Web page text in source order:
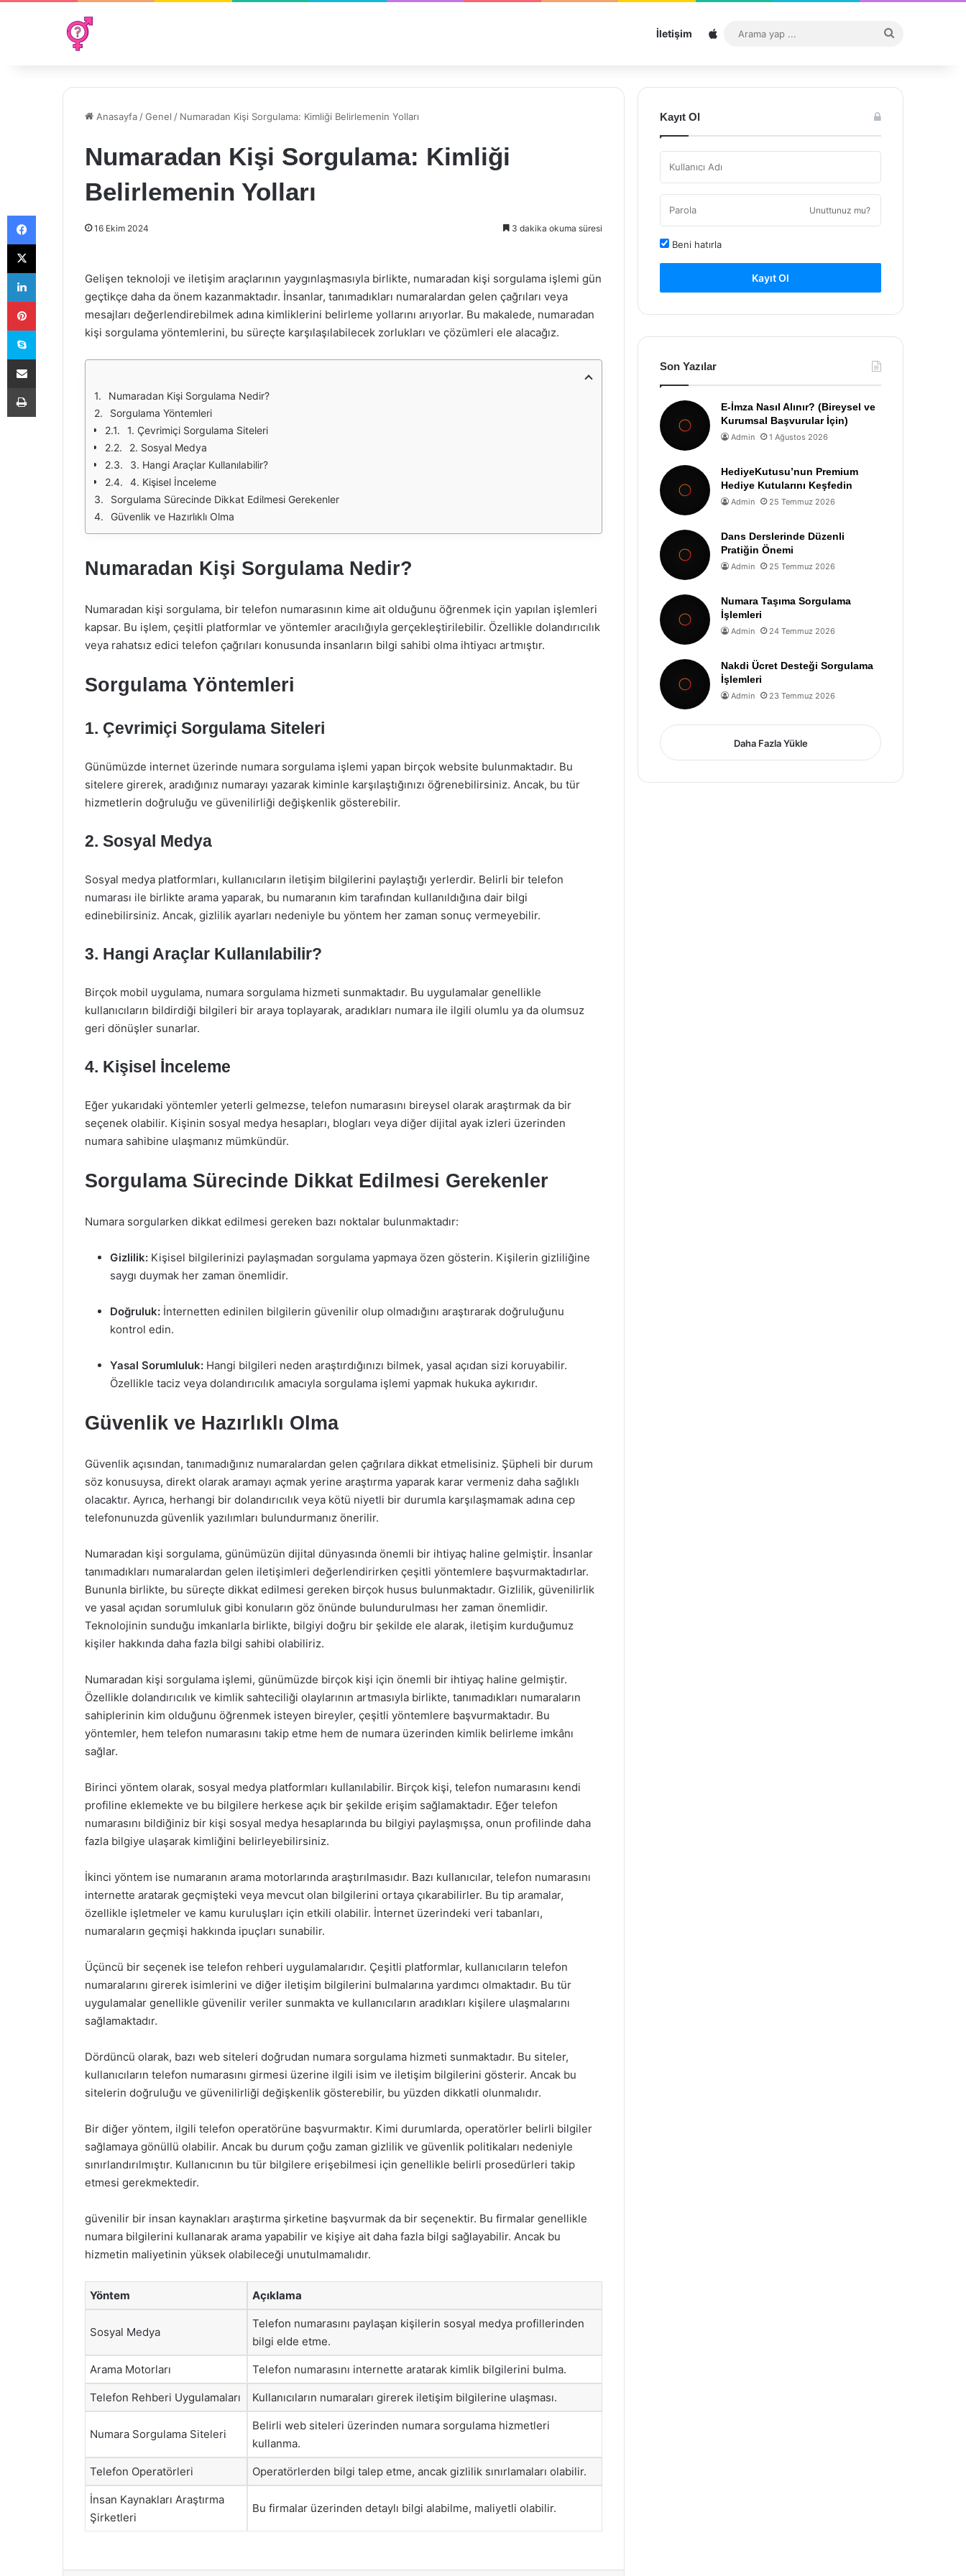
İletişim Sitemap
...
Anasayfa /Genel / Numaradan Kişi Sorgulama: Kimliği Belirlemenin Yolları
Numaradan Kişi Sorgulama: Kimliği
Belirlemenin Yolları
16 Ekim 2024 3 dakika okuma süresi
Gelişen teknoloji ve iletişim araçlarının yaygınlaşmasıyla birlikte, numaradan kişi sorgulama işlemi gün
geçtikçe daha da önem kazanmaktadır. İnsanlar, tanımadıkları numaralardan gelen çağrıları veya
mesajları değerlendirebilmek adına kimliklerini belirleme yollarını arıyorlar. Bu makalede, numaradan
kişi sorgulama yöntemlerini, bu süreçte karşılaşılabilecek zorlukları ve çözümleri ele alacağız.
Numaradan Kişi Sorgulama Nedir?
Sorgulama Yöntemleri
1. Çevrimiçi Sorgulama Siteleri
2. Sosyal Medya
3. Hangi Araçlar Kullanılabilir?
4. Kişisel İnceleme
Sorgulama Sürecinde Dikkat Edilmesi Gerekenler
Güvenlik ve Hazırlıklı Olma
Numaradan Kişi Sorgulama Nedir?
Numaradan kişi sorgulama, bir telefon numarasının kime ait olduğunu öğrenmek için yapılan işlemleri
kapsar. Bu işlem, çeşitli platformlar ve yöntemler aracılığıyla gerçekleştirilebilir. Özellikle dolandırıcılık
veya rahatsız edici telefon çağrıları konusunda insanların bilgi sahibi olma ihtiyacı artmıştır.
Sorgulama Yöntemleri
1. Çevrimiçi Sorgulama Siteleri
Günümüzde internet üzerinde numara sorgulama işlemi yapan birçok website bulunmaktadır. Bu
sitelere girerek, aradığınız numarayı yazarak kiminle karşılaştığınızı öğrenebilirsiniz. Ancak, bu tür
hizmetlerin doğruluğu ve güvenilirliği değişkenlik gösterebilir.
2. Sosyal Medya
Sosyal medya platformları, kullanıcıların iletişim bilgilerini paylaştığı yerlerdir. Belirli bir telefon
numarası ile birlikte arama yaparak, bu numaranın kim tarafından kullanıldığına dair bilgi
edinebilirsiniz. Ancak, gizlilik ayarları nedeniyle bu yöntem her zaman sonuç vermeyebilir.
3. Hangi Araçlar Kullanılabilir?
Birçok mobil uygulama, numara sorgulama hizmeti sunmaktadır. Bu uygulamalar genellikle
kullanıcıların bildirdiği bilgileri bir araya toplayarak, aradıkları numara ile ilgili olumlu ya da olumsuz
geri dönüşler sunarlar.
4. Kişisel İnceleme
Eğer yukarıdaki yöntemler yeterli gelmezse, telefon numarasını bireysel olarak araştırmak da bir
seçenek olabilir. Kişinin sosyal medya hesapları, blogları veya diğer dijital ayak izleri üzerinden
numara sahibine ulaşmanız mümkündür.
Sorgulama Sürecinde Dikkat Edilmesi Gerekenler
Numara sorgularken dikkat edilmesi gereken bazı noktalar bulunmaktadır:
Gizlilik: Kişisel bilgilerinizi paylaşmadan sorgulama yapmaya özen gösterin. Kişilerin gizliliğine
saygı duymak her zaman önemlidir.
Doğruluk: İnternetten edinilen bilgilerin güvenilir olup olmadığını araştırarak doğruluğunu
kontrol edin.
Yasal Sorumluluk: Hangi bilgileri neden araştırdığınızı bilmek, yasal açıdan sizi koruyabilir.
Özellikle taciz veya dolandırıcılık amacıyla sorgulama işlemi yapmak hukuka aykırıdır.
Güvenlik ve Hazırlıklı Olma
Güvenlik açısından, tanımadığınız numaralardan gelen çağrılara dikkat etmelisiniz. Şüpheli bir durum
söz konusuysa, direkt olarak aramayı açmak yerine araştırma yaparak karar vermeniz daha sağlıklı
olacaktır. Ayrıca, herhangi bir dolandırıcılık veya kötü niyetli bir durumla karşılaşmamak adına cep
telefonunuzda güvenlik yazılımları bulundurmanız önerilir.
Numaradan kişi sorgulama, günümüzün dijital dünyasında önemli bir ihtiyaç haline gelmiştir. İnsanlar
tanımadıkları numaralardan gelen iletişimleri değerlendirirken çeşitli yöntemlere başvurmaktadırlar.
Bununla birlikte, bu süreçte dikkat edilmesi gereken birçok husus bulunmaktadır. Gizlilik, güvenilirlik
ve yasal açıdan sorumluluk gibi konuların göz önünde bulundurulması her zaman önemlidir.
Teknolojinin sunduğu imkanlarla birlikte, bilgiyi doğru bir şekilde ele alarak, iletişim kurduğumuz
kişiler hakkında daha fazla bilgi sahibi olabiliriz.
Numaradan kişi sorgulama işlemi, günümüzde birçok kişi için önemli bir ihtiyaç haline gelmiştir.
Özellikle dolandırıcılık ve kimlik sahteciliği olaylarının artmasıyla birlikte, tanımadıkları numaraların
sahiplerinin kim olduğunu öğrenmek isteyen bireyler, çeşitli yöntemlere başvurmaktadır. Bu
yöntemler, hem telefon numarasını takip etme hem de numara üzerinden kimlik belirleme imkânı
sağlar.
Birinci yöntem olarak, sosyal medya platformları kullanılabilir. Birçok kişi, telefon numarasını kendi
profiline eklemekte ve bu bilgilere herkese açık bir şekilde erişim sağlamaktadır. Eğer telefon
numarasını bildiğiniz bir kişi sosyal medya hesaplarında bu bilgiyi paylaşmışsa, onun profilinde daha
fazla bilgiye ulaşarak kimliğini belirleyebilirsiniz.
İkinci yöntem ise numaranın arama motorlarında araştırılmasıdır. Bazı kullanıcılar, telefon numarasını
internette aratarak geçmişteki veya mevcut olan bilgilerini ortaya çıkarabilirler. Bu tip aramalar,
özellikle işletmeler ve kamu kuruluşları için etkili olabilir. İnternet üzerindeki veri tabanları,
numaraların geçmişi hakkında ipuçları sunabilir.
Üçüncü bir seçenek ise telefon rehberi uygulamalarıdır. Çeşitli platformlar, kullanıcıların telefon
numaralarını girerek isimlerini ve diğer iletişim bilgilerini bulmalarına yardımcı olmaktadır. Bu tür
uygulamalar genellikle güvenilir veriler sunmakta ve kullanıcıların aradıkları kişilere ulaşmalarını
sağlamaktadır.
Dördüncü olarak, bazı web siteleri doğrudan numara sorgulama hizmeti sunmaktadır. Bu siteler,
kullanıcıların telefon numarasını girmesi üzerine ilgili isim ve iletişim bilgilerini gösterir. Ancak bu
sitelerin doğruluğu ve güvenilirliği değişkenlik gösterebilir, bu yüzden dikkatli olunmalıdır.
Bir diğer yöntem, ilgili telefon operatörüne başvurmaktır. Kimi durumlarda, operatörler belirli bilgiler
sağlamaya gönüllü olabilir. Ancak bu durum çoğu zaman gizlilik ve güvenlik politikaları nedeniyle
sınırlandırılmıştır. Kullanıcının bu tür bilgilere erişebilmesi için genellikle belirli prosedürleri takip
etmesi gerekmektedir.
güvenilir bir insan kaynakları araştırma şirketine başvurmak da bir seçenektir. Bu firmalar genellikle
numara bilgilerini kullanarak arama yapabilir ve kişiye ait daha fazla bilgi sağlayabilir. Ancak bu
hizmetin maliyetinin yüksek olabileceği unutulmamalıdır.
Yöntem Açıklama
Sosyal Medya
Telefon numarasını paylaşan kişilerin sosyal medya profillerinden
bilgi elde etme.
Arama Motorları Telefon numarasını internette aratarak kimlik bilgilerini bulma.
Telefon Rehberi Uygulamaları Kullanıcıların numaraları girerek iletişim bilgilerine ulaşması.
Numara Sorgulama Siteleri
Belirli web siteleri üzerinden numara sorgulama hizmetleri
kullanma.
Telefon Operatörleri Operatörlerden bilgi talep etme, ancak gizlilik sınırlamaları olabilir.
İnsan Kaynakları Araştırma
Şirketleri
Bu firmalar üzerinden detaylı bilgi alabilme, maliyetli olabilir.
Kayıt Ol
Unuttunuz mu?
Beni hatırla
Kayıt Ol
Son Yazılar
E-İmza Nasıl Alınır? (Bireysel ve
Kurumsal Başvurular İçin)
Admin 1 Ağustos 2026
HediyeKutusu’nun Premium
Hediye Kutularını Keşfedin
Admin 25 Temmuz 2026
Dans Derslerinde Düzenli
Pratiğin Önemi
Admin 25 Temmuz 2026
Numara Taşıma Sorgulama
İşlemleri
Admin 24 Temmuz 2026
Nakdi Ücret Desteği Sorgulama
İşlemleri
Admin 23 Temmuz 2026
Daha Fazla Yükle
Facebook
X
LinkedIn
Pinterest
Skype
E-Posta ile paylaş